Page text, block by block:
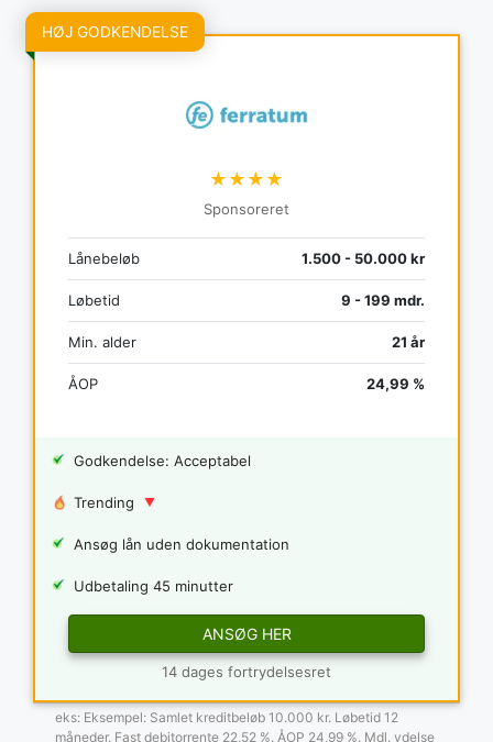
HØJ GODKENDELSE
★★★★
Sponsoreret
Lånebeløb 1.500 - 50.000 kr
Løbetid 9 - 199 mdr.
Min. alder 21 år
ÅOP 24,99 %
Godkendelse: Acceptabel
Trending
Ansøg lån uden dokumentation
Udbetaling 45 minutter
ANSØG HER
14 dages fortrydelsesret
eks: Eksempel: Samlet kreditbeløb 10.000 kr. Løbetid 12
måneder. Fast debitorrente 22,52 %. ÅOP 24,99 %. Mdl. ydelse